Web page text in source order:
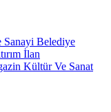
Sanayi Belediye
İlan
Kültür Ve Sanat